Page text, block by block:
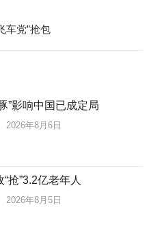
车党”抢包
”影响中国已成定局
2026年8月6日
抢”3.2亿老年人
2026年8月5日